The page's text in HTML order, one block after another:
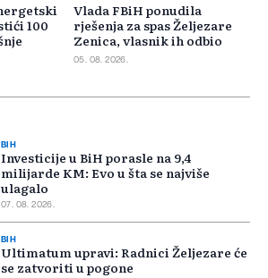
100
Vlada FBiH ponudila
rješenja za spas Željezare
Zenica, vlasnik ih odbio
05. 08. 2026.
BIH
Investicije u BiH porasle na 9,4
milijarde KM: Evo u šta se najviše
ulagalo
07. 08. 2026.
BIH
Ultimatum upravi: Radnici Željezare će
se zatvoriti u pogone